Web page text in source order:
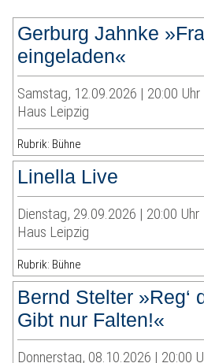
Gerburg Jahnke
eingeladen«
Samstag, 12.09.2026 | 20:00 Uhr
Haus Leipzig
Rubrik: Bühne
Linella Live
Dienstag, 29.09.2026 | 20:00 Uhr
Haus Leipzig
Rubrik: Bühne
Bernd Stelter »Reg‘
Gibt nur Falten!«
Donnerstag, 08.10.2026 | 20:00